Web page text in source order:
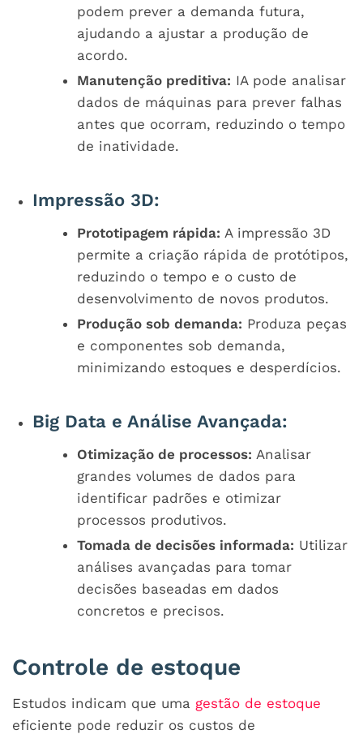
podem prever a demanda futura,
ajudando a ajustar a produção de
acordo.
Manutenção preditiva: IA pode analisar
dados de máquinas para prever falhas
antes que ocorram, reduzindo o tempo
de inatividade.
Impressão 3D:
Prototipagem rápida: A impressão 3D
permite a criação rápida de protótipos,
reduzindo o tempo e o custo de
desenvolvimento de novos produtos.
Produção sob demanda: Produza peças
e componentes sob demanda,
minimizando estoques e desperdícios.
Big Data e Análise Avançada:
Otimização de processos: Analisar
grandes volumes de dados para
identificar padrões e otimizar
processos produtivos.
Tomada de decisões informada: Utilizar
análises avançadas para tomar
decisões baseadas em dados
concretos e precisos.
Controle de estoque
Estudos indicam que uma gestão de estoque
eficiente pode reduzir os custos de